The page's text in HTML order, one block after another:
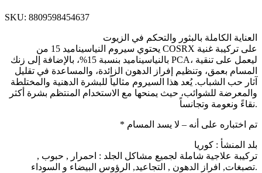
SKU: 8809598454637
العناية الكاملة بالبثور والتحكم في الزيوت
يحتوي سيروم النياسيناميد 15 من COSRX على تركيبة غنية
بالنياسيناميد بنسبة 15%، بالإضافة إلى زنك PCA، ليعمل على تنقية
المسام بعمق، وتنظيم إفراز الدهون الزائدة، والمساعدة في تقليل
آثار حب الشباب. يُعد هذا السيروم مثالياً للبشرة الدهنية والمختلطة
والمعرضة للشوائب، حيث يمنحها مع الاستخدام المنتظم بشرة أكثر
نقاءً ونعومة وتجانساً.
* تم اختباره على أنه – لا يسد المسام
بلد المنشأ : كوريا
تركيبة علاجية شاملة لجميع مشاكل الجلد : احمرار , حبوب ,
تصبغات, افراز الدهون , التجاعيد, الرؤوس البيضاء و السوداء.